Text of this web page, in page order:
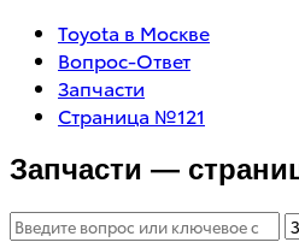
Toyota в Москве
Вопрос-Ответ
Запчасти
Страница №121
Запчасти —